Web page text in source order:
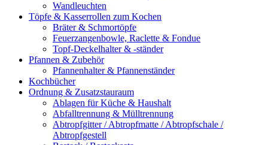
Wandleuchten
Töpfe & Kasserrollen zum Kochen
Bräter & Schmortöpfe
Feuerzangenbowle, Raclette & Fondue
Topf-Deckelhalter & -ständer
Pfannen & Zubehör
Pfannenhalter & Pfannenständer
Kochbücher
Ordnung & Zusatzstauraum
Ablagen für Küche & Haushalt
Abfalltrennung & Mülltrennung
Abtropfgitter / Abtropfmatte / Abtropfschale /
Abtropfgestell